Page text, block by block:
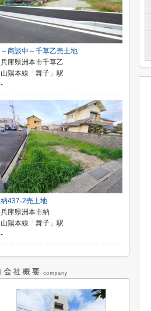
～商談中～千草乙売土地
兵庫県洲本市千草乙
山陽本線「舞子」駅
-
納437-2売土地
兵庫県洲本市納
山陽本線「舞子」駅
-